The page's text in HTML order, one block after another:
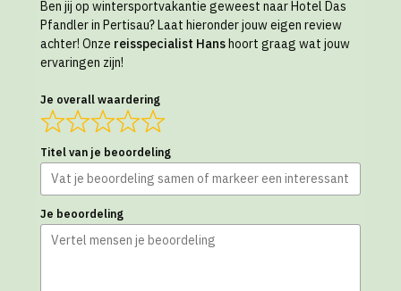
Ben jij op wintersportvakantie geweest naar Hotel Das
Pfandler in Pertisau? Laat hieronder jouw eigen review
achter! Onze reisspecialist Hanshoort graag wat jouw
ervaringen zijn!
Je overall waardering
Titel van je beoordeling
Je beoordeling